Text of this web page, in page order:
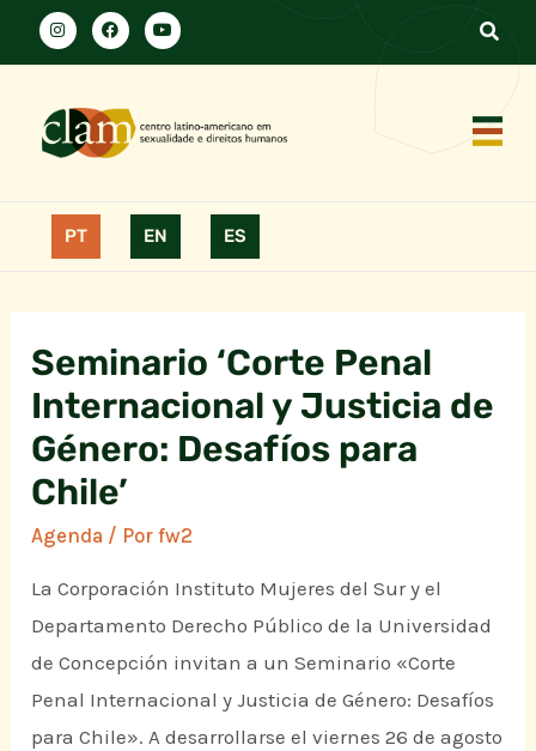
PT EN ES
Seminario ‘Corte Penal
Internacional y Justicia de
Género: Desafíos para
Chile’
Agenda / Porfw2
La Corporación Instituto Mujeres del Sur y el
Departamento Derecho Público de la Universidad
de Concepción invitan a un Seminario «Corte
Penal Internacional y Justicia de Género: Desafíos
para Chile». A desarrollarse el viernes 26 de agosto